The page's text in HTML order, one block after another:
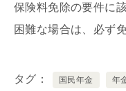
保険料免除の要件に
困難な場合は、必ず
タグ 国民年金 年